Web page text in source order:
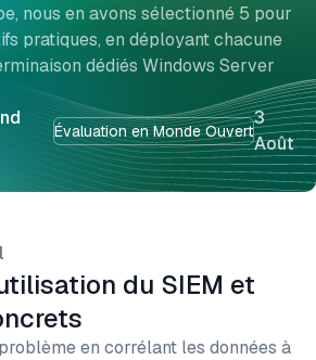
Évaluation en Monde Ouvert
3
Août
nous en avons sélectionné 5 pour
pratiques, en déployant chacune
dédiés Windows Server
du SIEM et
en corrélant les données à